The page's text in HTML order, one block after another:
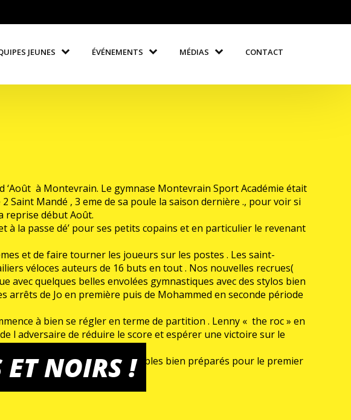
JEUNES ÉVÉNEMENTS MÉDIAS CONTACT
ET NOIRS !
‘Août à Montevrain. Le gymnase Montevrain Sport Académie était
Mandé , 3 eme de sa poule la saison dernière ., pour voir si
reprise début Août.
à la passe dé’ pour ses petits copains et en particulier le revenant
et de faire tourner les joueurs sur les postes . Les saint-
véloces auteurs de 16 buts en tout . Nos nouvelles recrues(
quelques belles envolées gymnastiques avec des stylos bien
de Jo en première puis de Mohammed en seconde période
à bien se régler en terme de partition . Lenny « the roc » en
l adversaire de réduire le score et espérer une victoire sur le
semaine pour avoir les cartables bien préparés pour le premier
.